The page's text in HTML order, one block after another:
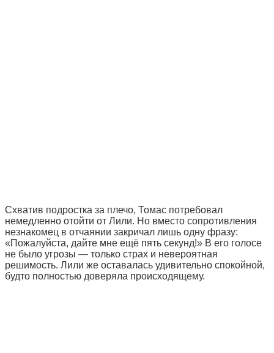
Схватив подростка за плечо, Томас потребовал
немедленно отойти от Лили. Но вместо сопротивления
незнакомец в отчаянии закричал лишь одну фразу:
«Пожалуйста, дайте мне ещё пять секунд!» В его голосе
не было угрозы — только страх и невероятная
решимость. Лили же оставалась удивительно спокойной,
будто полностью доверяла происходящему.